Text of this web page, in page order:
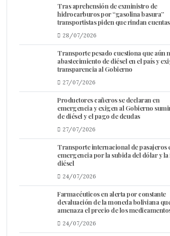
Tras aprehensión de exministro de
hidrocarburos por “gasolina basura”
transportistas piden que rindan
28/07/2026
​Transporte pesado cuestiona que aún
abastecimiento de diésel en el país y
transparencia al Gobierno
27/07/2026
​Productores cañeros se declaran en
emergencia y exigen al Gobierno
de diésel y el pago de deudas
27/07/2026
Transporte internacional de pasajeros
emergencia por la subida del dólar y la
diésel
24/07/2026
Farmacéuticos en alerta por constante
devaluación de la moneda boliviana
amenaza el precio de los
24/07/2026